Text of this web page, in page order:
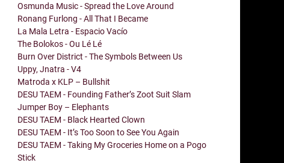
Osmunda Music - Spread the Love Around
Ronang Furlong - All That I Became
La Mala Letra - Espacio Vacío
The Bolokos - Ou Lé Lé
Burn Over District - The Symbols Between Us
Uppy, Jnatra - V4
Matroda x KLP – Bullshit
DESU TAEM - Founding Father’s Zoot Suit Slam
Jumper Boy – Elephants
DESU TAEM - Black Hearted Clown
DESU TAEM - It’s Too Soon to See You Again
DESU TAEM - Taking My Groceries Home on a Pogo
Stick